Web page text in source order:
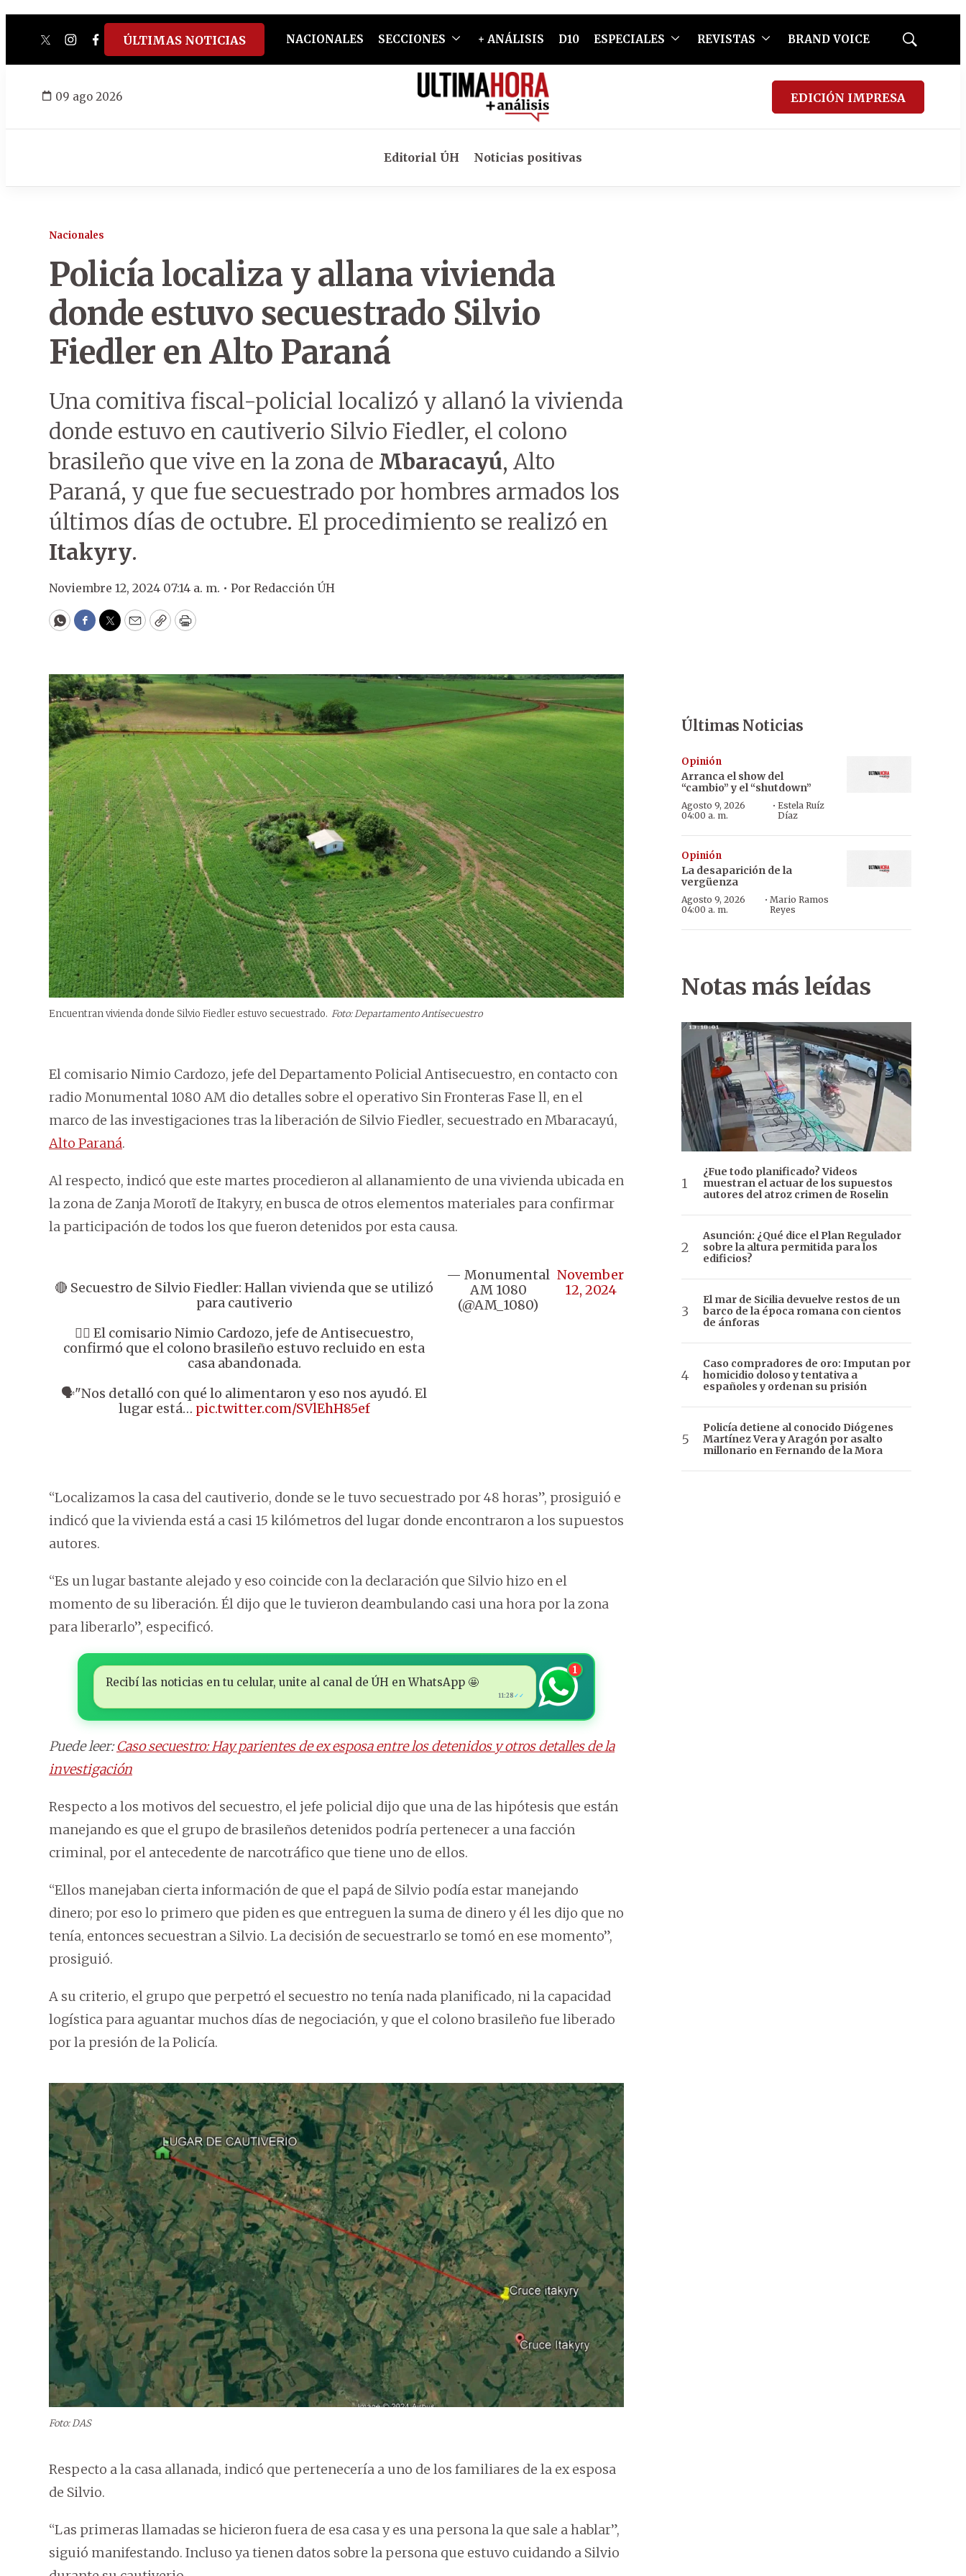
twitterinstagram
facebook
tiktokyoutube
spotify
ÚLTIMAS NOTICIAS NACIONALES SECCIONES + ANÁLISIS D10 ESPECIALES REVISTAS BRAND VOICE
Mostrar
09 ago 2026 EDICIÓN IMPRESA
Editorial ÚH Noticias positivas
Nacionales
Policía localiza y allana vivienda
donde estuvo secuestrado Silvio
Fiedler en Alto Paraná
Una comitiva fiscal-policial localizó y allanó la vivienda
donde estuvo en cautiverio Silvio Fiedler, el colono
brasileño que vive en la zona de Mbaracayú, Alto
Paraná, y que fue secuestrado por hombres armados los
últimos días de octubre. El procedimiento se realizó en
Itakyry.
Noviembre 12, 2024 07:14 a. m. • Por Redacción ÚH
WhatsApp
Facebook
Twitter
EmailCopyPrint
Encuentran vivienda donde Silvio Fiedler estuvo secuestrado. Foto: Departamento Antisecuestro
El comisario Nimio Cardozo, jefe del Departamento Policial Antisecuestro, en contacto con
radio Monumental 1080 AM dio detalles sobre el operativo Sin Fronteras Fase ll, en el
marco de las investigaciones tras la liberación de Silvio Fiedler, secuestrado en Mbaracayú,
Alto Paraná.
Al respecto, indicó que este martes procedieron al allanamiento de una vivienda ubicada en
la zona de Zanja Morotĩ de Itakyry, en busca de otros elementos materiales para confirmar
la participación de todos los que fueron detenidos por esta causa.
🔴 Secuestro de Silvio Fiedler: Hallan vivienda que se utilizó
para cautiverio
👉🏼 El comisario Nimio Cardozo, jefe de Antisecuestro,
confirmó que el colono brasileño estuvo recluido en esta
casa abandonada.
🗣️"Nos detalló con qué lo alimentaron y eso nos ayudó. El
lugar está… pic.twitter.com/SVlEhH85ef
— Monumental
AM 1080
(@AM_1080)
November
12, 2024
“Localizamos la casa del cautiverio, donde se le tuvo secuestrado por 48 horas”, prosiguió e
indicó que la vivienda está a casi 15 kilómetros del lugar donde encontraron a los supuestos
autores.
“Es un lugar bastante alejado y eso coincide con la declaración que Silvio hizo en el
momento de su liberación. Él dijo que le tuvieron deambulando casi una hora por la zona
para liberarlo”, especificó.
Recibí las noticias en tu celular, unite al canal de ÚH en WhatsApp 🤩
11:28 ✓✓
1
Puede leer:Caso secuestro: Hay parientes de ex esposa entre los detenidos y otros detalles de la
investigación
Respecto a los motivos del secuestro, el jefe policial dijo que una de las hipótesis que están
manejando es que el grupo de brasileños detenidos podría pertenecer a una facción
criminal, por el antecedente de narcotráfico que tiene uno de ellos.
“Ellos manejaban cierta información de que el papá de Silvio podía estar manejando
dinero; por eso lo primero que piden es que entreguen la suma de dinero y él les dijo que no
tenía, entonces secuestran a Silvio. La decisión de secuestrarlo se tomó en ese momento”,
prosiguió.
A su criterio, el grupo que perpetró el secuestro no tenía nada planificado, ni la capacidad
logística para aguantar muchos días de negociación, y que el colono brasileño fue liberado
por la presión de la Policía.
Foto: DAS
Respecto a la casa allanada, indicó que pertenecería a uno de los familiares de la ex esposa
de Silvio.
“Las primeras llamadas se hicieron fuera de esa casa y es una persona la que sale a hablar”,
siguió manifestando. Incluso ya tienen datos sobre la persona que estuvo cuidando a Silvio
Últimas Noticias
Opinión
Arranca el show del
“cambio” y el “shutdown”
Agosto 9, 2026
04:00 a. m.
·Estela Ruíz
Díaz
Opinión
La desaparición de la
vergüenza
Agosto 9, 2026
04:00 a. m.
· Mario Ramos
Reyes
Notas más leídas
¿Fue todo planificado? Videos
muestran el actuar de los supuestos
autores del atroz crimen de Roselin
Asunción: ¿Qué dice el Plan Regulador
sobre la altura permitida para los
edificios?
El mar de Sicilia devuelve restos de un
barco de la época romana con cientos
de ánforas
Caso compradores de oro: Imputan por
homicidio doloso y tentativa a
españoles y ordenan su prisión
Policía detiene al conocido Diógenes
Martínez Vera y Aragón por asalto
millonario en Fernando de la Mora